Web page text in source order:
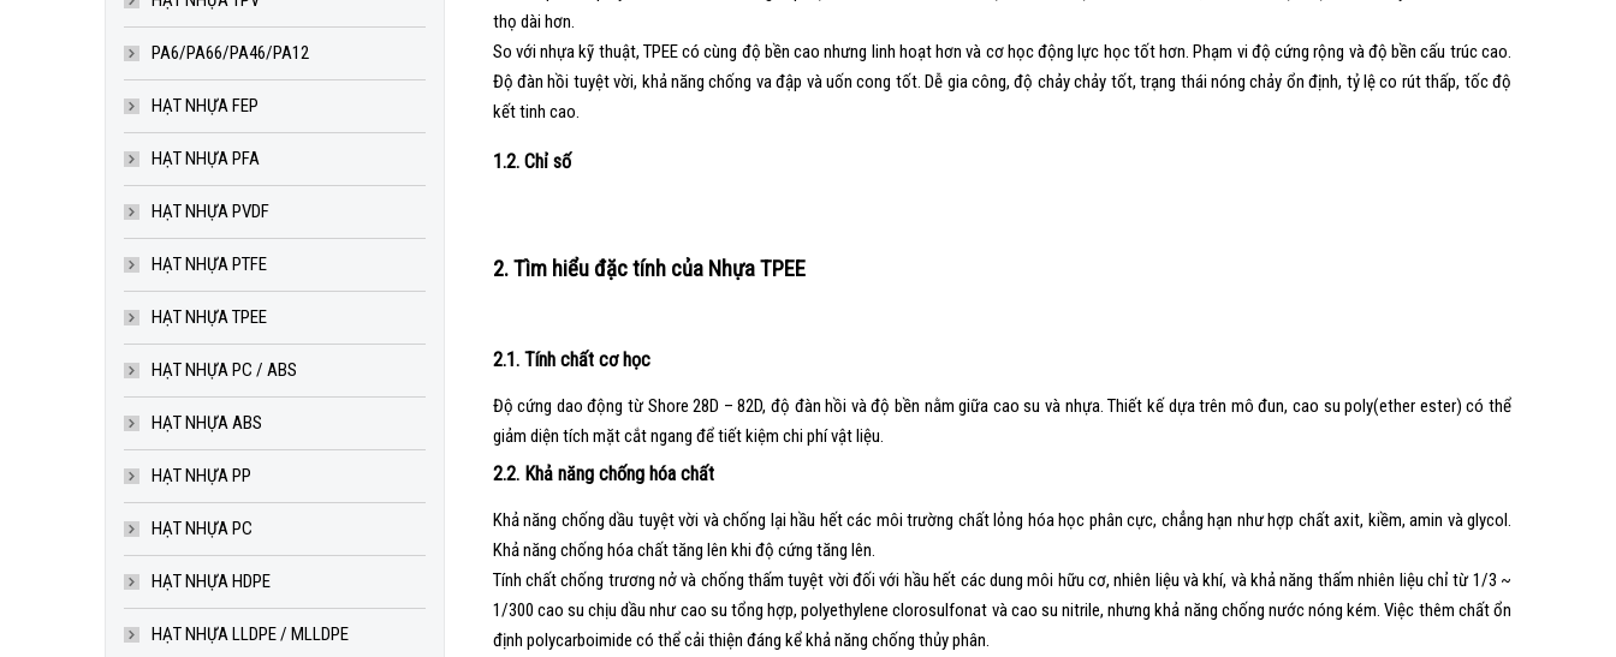
thọ dài hơn.
So với nhựa kỹ thuật, TPEE có cùng độ bền cao nhưng linh hoạt hơn và cơ học động lực học tốt hơn. Phạm vi độ cứng rộng và độ bền cấu trúc cao.
Độ đàn hồi tuyệt vời, khả năng chống va đập và uốn cong tốt. Dễ gia công, độ chảy chảy tốt, trạng thái nóng chảy ổn định, tỷ lệ co rút thấp, tốc độ
kết tinh cao.
1.2. Chỉ số
2. Tìm hiểu đặc tính của Nhựa TPEE
2.1. Tính chất cơ học
Độ cứng dao động từ Shore 28D – 82D, độ đàn hồi và độ bền nằm giữa cao su và nhựa. Thiết kế dựa trên mô đun, cao su poly(ether ester) có thể
giảm diện tích mặt cắt ngang để tiết kiệm chi phí vật liệu.
2.2. Khả năng chống hóa chất
Khả năng chống dầu tuyệt vời và chống lại hầu hết các môi trường chất lỏng hóa học phân cực, chẳng hạn như hợp chất axit, kiềm, amin và glycol.
Khả năng chống hóa chất tăng lên khi độ cứng tăng lên.
Tính chất chống trương nở và chống thấm tuyệt vời đối với hầu hết các dung môi hữu cơ, nhiên liệu và khí, và khả năng thấm nhiên liệu chỉ từ 1/3 ~
1/300 cao su chịu dầu như cao su tổng hợp, polyethylene clorosulfonat và cao su nitrile, nhưng khả năng chống nước nóng kém. Việc thêm chất ổn
định polycarboimide có thể cải thiện đáng kể khả năng chống thủy phân.
PA6/PA66/PA46/PA12
HẠT NHỰA FEP
HẠT NHỰA PFA
HẠT NHỰA PVDF
HẠT NHỰA PTFE
HẠT NHỰA TPEE
HẠT NHỰA PC / ABS
HẠT NHỰA ABS
HẠT NHỰA PP
HẠT NHỰA PC
HẠT NHỰA HDPE
HẠT NHỰA LLDPE / MLLDPE